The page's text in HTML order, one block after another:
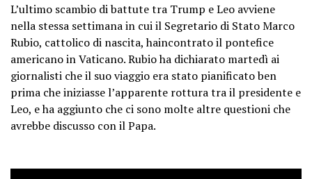
L’ultimo scambio di battute tra Trump e Leo avviene
nella stessa settimana in cui il Segretario di Stato Marco
Rubio, cattolico di nascita, haincontrato il pontefice
americano in Vaticano. Rubio ha dichiarato martedì ai
giornalisti che il suo viaggio era stato pianificato ben
prima che iniziasse l’apparente rottura tra il presidente e
Leo, e ha aggiunto che ci sono molte altre questioni che
avrebbe discusso con il Papa.